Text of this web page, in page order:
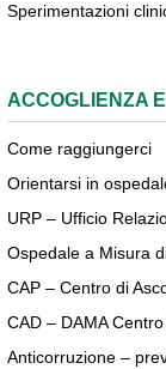
Sperimentazioni
ACCOGLIENZA
Come raggiungerci
Orientarsi in
URP – Ufficio
Ospedale a Misura
CAP – Centro di
CAD – DAMA
Anticorruzione –